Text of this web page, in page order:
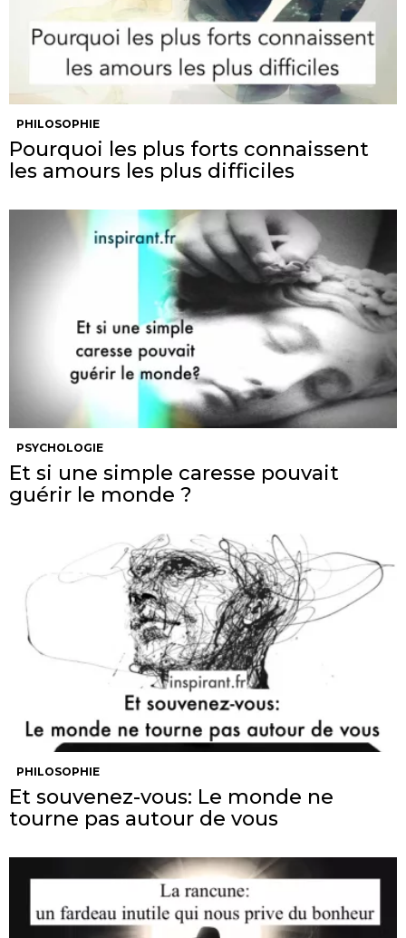
PHILOSOPHIE
Pourquoi les plus forts connaissent
les amours les plus difficiles
PSYCHOLOGIE
Et si une simple caresse pouvait
guérir le monde ?
PHILOSOPHIE
Et souvenez-vous: Le monde ne
tourne pas autour de vous